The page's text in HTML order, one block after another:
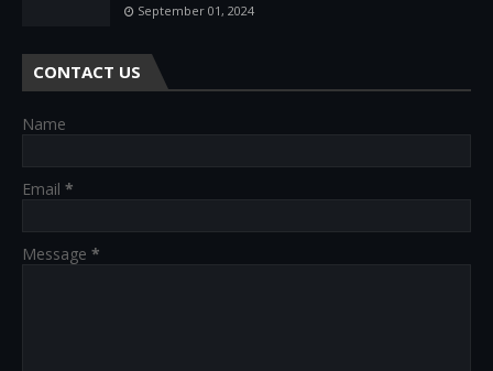
September 01, 2024
CONTACT US
Name
Email *
Message *